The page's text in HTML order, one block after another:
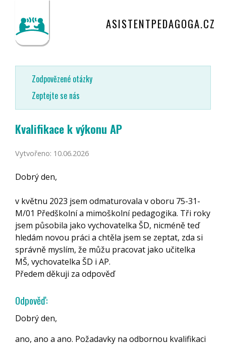
ASISTENTPEDAGOGA.CZ
Zodpovězené otázky
Zeptejte se nás
Kvalifikace k výkonu AP
Vytvořeno: 10.06.2026
Dobrý den,
v květnu 2023 jsem odmaturovala v oboru 75-31-
M/01 Předškolní a mimoškolní pedagogika. Tři roky
jsem působila jako vychovatelka ŠD, nicméně teď
hledám novou práci a chtěla jsem se zeptat, zda si
správně myslím, že můžu pracovat jako učitelka
MŠ, vychovatelka ŠD i AP.
Předem děkuji za odpověď
Odpověď:
Dobrý den,
ano, ano a ano. Požadavky na odbornou kvalifikaci